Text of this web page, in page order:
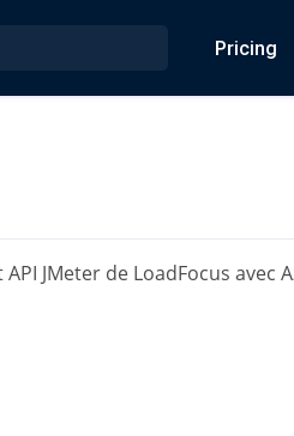
Pricing
JMeter de LoadFocus avec